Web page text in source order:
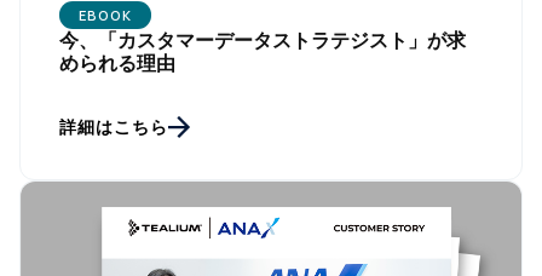
EBOOK
今、「カスタマーデータストラテジスト」が求
められる理由
詳細はこちら